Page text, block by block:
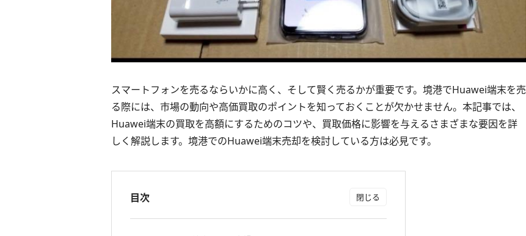
スマートフォンを売るならいかに高く、そして賢く売るかが重要です。境港でHuawei端末を売
る際には、市場の動向や高価買取のポイントを知っておくことが欠かせません。本記事では、
Huawei端末の買取を高額にするためのコツや、買取価格に影響を与えるさまざまな要因を詳
しく解説します。境港でのHuawei端末売却を検討している方は必見です。
目次